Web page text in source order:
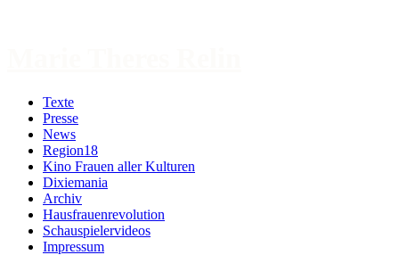
Texte
Presse
News
Region18
Kino Frauen aller Kulturen
Dixiemania
Archiv
Hausfrauenrevolution
Schauspielervideos
Impressum